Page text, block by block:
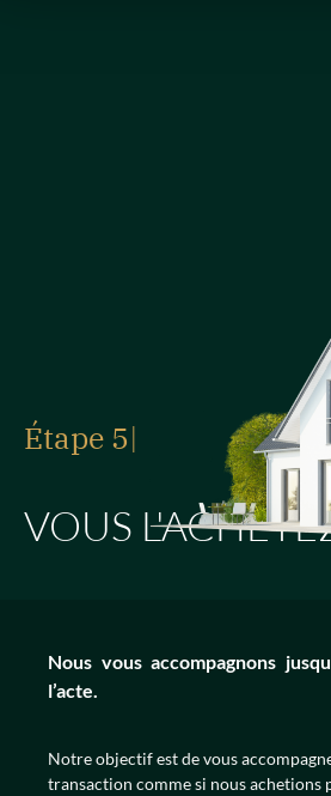
Étape 5|
VOUS
Nous vous accompagnons
l’acte.
Notre objectif est de vous
transaction comme si nous achetions